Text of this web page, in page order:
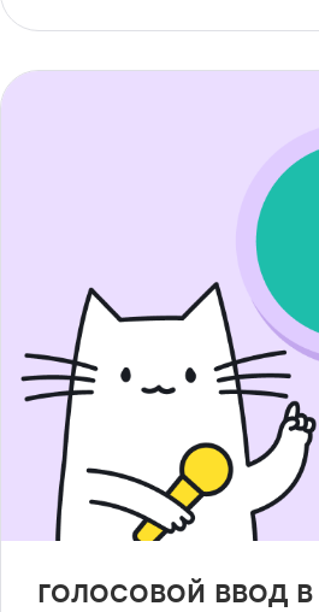
голосовой ввод